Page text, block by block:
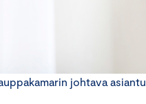
johtava